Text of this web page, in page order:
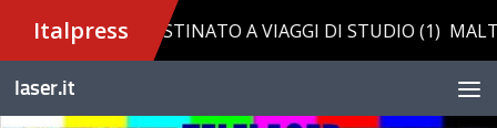
Salta al contenuto
laser.it